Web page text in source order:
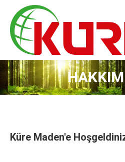
Küre Maden'e